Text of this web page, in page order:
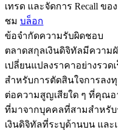
เทรด และจัดการ Recall ข
ชม บล็อก
ข้อจำกัดความรับผิดชอบ
ตลาดสกุลเงินดิจิทัลมีความ
เปลี่ยนแปลงราคาอย่างรว
สำหรับการตัดสินใจการลง
ต่อความสูญเสียใด ๆ ที่คุณอ
ที่มาจากบุคคลที่สามสำหรับ
เงินดิจิทัลที่ระบุด้านบน และ